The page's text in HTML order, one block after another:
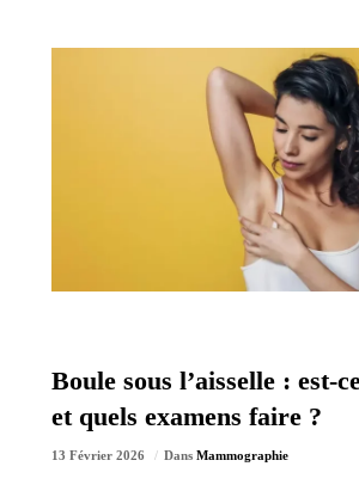
Boule sous l’aisselle : est-
et quels examens faire ?
13 Février 2026 Dans Mammographie